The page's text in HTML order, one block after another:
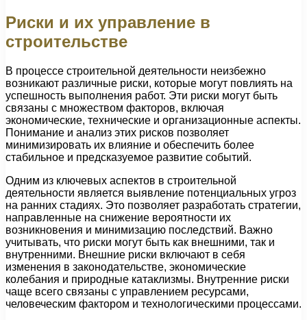
Риски и их управление в
строительстве
В процессе строительной деятельности неизбежно
возникают различные риски, которые могут повлиять на
успешность выполнения работ. Эти риски могут быть
связаны с множеством факторов, включая
экономические, технические и организационные аспекты.
Понимание и анализ этих рисков позволяет
минимизировать их влияние и обеспечить более
стабильное и предсказуемое развитие событий.
Одним из ключевых аспектов в строительной
деятельности является выявление потенциальных угроз
на ранних стадиях. Это позволяет разработать стратегии,
направленные на снижение вероятности их
возникновения и минимизацию последствий. Важно
учитывать, что риски могут быть как внешними, так и
внутренними. Внешние риски включают в себя
изменения в законодательстве, экономические
колебания и природные катаклизмы. Внутренние риски
чаще всего связаны с управлением ресурсами,
человеческим фактором и технологическими процессами.